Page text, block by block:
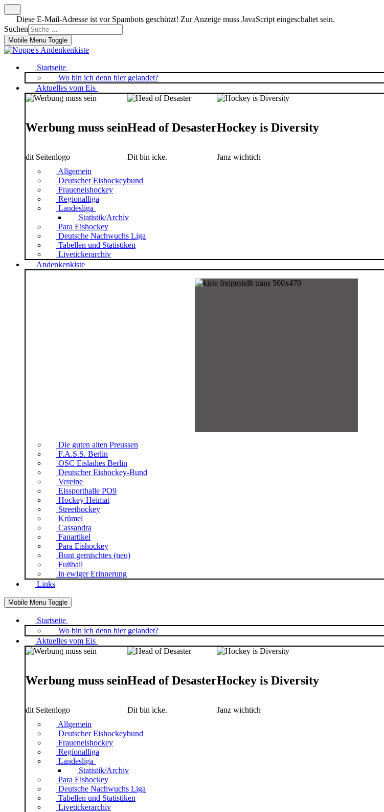
Diese E-Mail-Adresse ist vor Spambots geschützt! Zur Anzeige muss JavaScript eingeschaltet sein.
Suchen
Mobile Menu Toggle
Startseite
Wo bin ich denn hier gelandet?
Aktuelles vom Eis
Werbung muss sein
dit Seitenlogo
Head of Desaster
Dit bin icke.
Hockey is Diversity
Janz wichtich
Allgemein
Deutscher Eishockeybund
Fraueneishockey
Regionalliga
Landesliga
Statistik/Archiv
Para Eishockey
Deutsche Nachwuchs Liga
Tabellen und Statistiken
Livetickerarchiv
Andenkenkiste
Die guten alten Preussen
F.A.S.S. Berlin
OSC Eisladies Berlin
Deutscher Eishockey-Bund
Vereine
Eissporthalle PO9
Hockey Heimat
Streethockey
Krümel
Cassandra
Fanartikel
Para Eishockey
Bunt gemischtes (neu)
Fußball
in ewiger Erinnerung
Links
Mobile Menu Toggle
Startseite
Wo bin ich denn hier gelandet?
Aktuelles vom Eis
Werbung muss sein
dit Seitenlogo
Head of Desaster
Dit bin icke.
Hockey is Diversity
Janz wichtich
Allgemein
Deutscher Eishockeybund
Fraueneishockey
Regionalliga
Landesliga
Statistik/Archiv
Para Eishockey
Deutsche Nachwuchs Liga
Tabellen und Statistiken
Livetickerarchiv